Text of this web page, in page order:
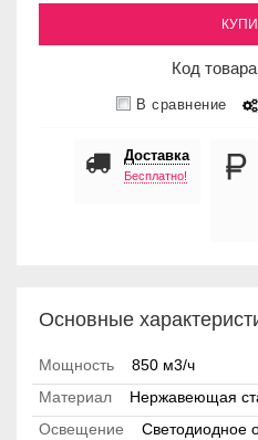
Код
В сравнение
Доставка
Бесплатно!
Основные
Мощность
850 м3/ч
Материал
Нержавеющая
Освещение
Светодиодное